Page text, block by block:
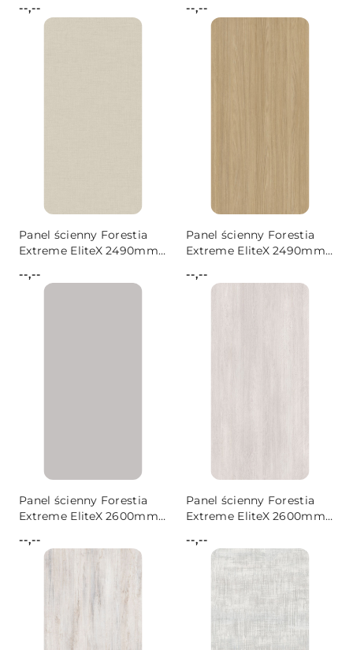
Cena:
--,--
Cena:
--,--
Panel ścienny Forestia
Extreme EliteX 2490mm
Cena:
--,--
Panel ścienny Forestia
Extreme EliteX 2490mm
Cena:
--,--
Panel ścienny Forestia
Extreme EliteX 2600mm
Cena:
--,--
Panel ścienny Forestia
Extreme EliteX 2600mm
Cena:
--,--